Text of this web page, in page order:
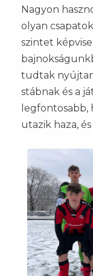
Nagyon
olyan
szintet
tudtak
stábnak és a
legfontosabb,
utazik haza,